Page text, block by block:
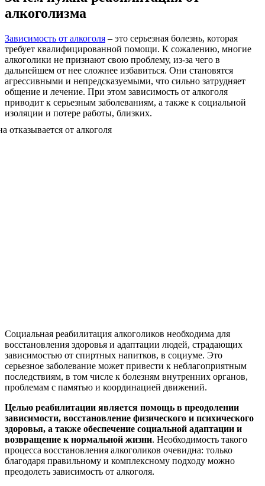
алкоголизма
Зависимость от алкоголя – это серьезная болезнь, которая
требует квалифицированной помощи. К сожалению, многие
алкоголики не признают свою проблему, из-за чего в
дальнейшем от нее сложнее избавиться. Они становятся
агрессивными и непредсказуемыми, что сильно затрудняет
общение и лечение. При этом зависимость от алкоголя
приводит к серьезным заболеваниям, а также к социальной
изоляции и потере работы, близких.
Социальная реабилитация алкоголиков необходима для
восстановления здоровья и адаптации людей, страдающих
зависимостью от спиртных напитков, в социуме. Это
серьезное заболевание может привести к неблагоприятным
последствиям, в том числе к болезням внутренних органов,
проблемам с памятью и координацией движений.
Целью реабилитации является помощь в преодолении
зависимости, восстановление физического и психического
здоровья, а также обеспечение социальной адаптации и
возвращение к нормальной жизни. Необходимость такого
процесса восстановления алкоголиков очевидна: только
благодаря правильному и комплексному подходу можно
преодолеть зависимость от алкоголя.